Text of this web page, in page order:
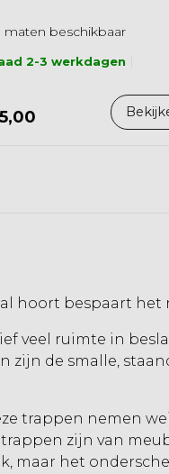
maten beschikbaar
2-3 werkdagen
hoort bespaart het
veel ruimte in
de smalle,
trappen nemen
zijn van
maar het